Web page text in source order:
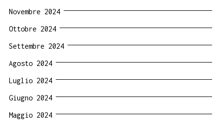
Novembre 2024
Ottobre 2024
Settembre 2024
Agosto 2024
Luglio 2024
Giugno 2024
Maggio 2024